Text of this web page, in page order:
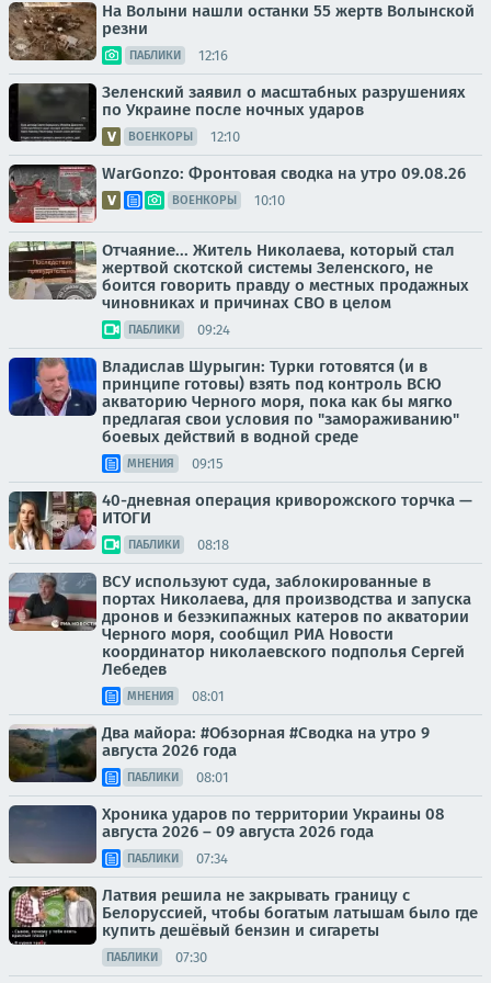
На Волыни нашли останки 55 жертв Волынской
резни
ПАБЛИКИ 12:16
Зеленский заявил о масштабных разрушениях
по Украине после ночных ударов
ВОЕНКОРЫ 12:10
WarGonzo: Фронтовая сводка на утро 09.08.26
ВОЕНКОРЫ 10:10
Отчаяние... Житель Николаева, который стал
жертвой скотской системы Зеленского, не
боится говорить правду о местных продажных
чиновниках и причинах СВО в целом
ПАБЛИКИ 09:24
Владислав Шурыгин: Турки готовятся (и в
принципе готовы) взять под контроль ВСЮ
акваторию Черного моря, пока как бы мягко
предлагая свои условия по "замораживанию"
боевых действий в водной среде
МНЕНИЯ 09:15
40-дневная операция криворожского торчка —
ИТОГИ
ПАБЛИКИ 08:18
ВСУ используют суда, заблокированные в
портах Николаева, для производства и запуска
дронов и безэкипажных катеров по акватории
Черного моря, сообщил РИА Новости
координатор николаевского подполья Сергей
Лебедев
МНЕНИЯ 08:01
Два майора: #Обзорная #Сводка на утро 9
августа 2026 года
ПАБЛИКИ 08:01
Хроника ударов по территории Украины 08
августа 2026 – 09 августа 2026 года
ПАБЛИКИ 07:34
Латвия решила не закрывать границу с
Белоруссией, чтобы богатым латышам было где
купить дешёвый бензин и сигареты
ПАБЛИКИ 07:30